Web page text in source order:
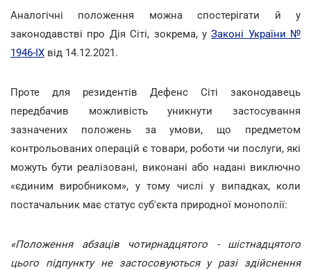
Аналогічні положення можна спостерігати й у
законодавстві про Дія Сіті, зокрема, уЗаконі України №
1946-IX від 14.12.2021.
Проте для резидентів Дефенс Сіті законодавець
передбачив можливість уникнути застосування
зазначених положень за умови, що предметом
контрольованих операцій є товари, роботи чи послуги, які
можуть бути реалізовані, виконані або надані виключно
«єдиним виробником», у тому числі у випадках, коли
постачальник має статус суб'єкта природної монополії:
«Положення абзаців чотирнадцятого - шістнадцятого
цього підпункту не застосовуються у разі здійснення